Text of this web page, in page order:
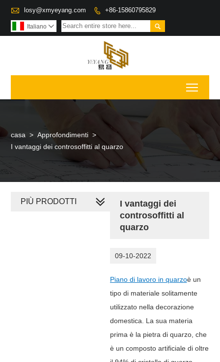
 losy@xmyeyang.com  +86-15860795829

Italiano 
casa > Approfondimenti >
I vantaggi dei controsoffitti al quarzo
I vantaggi dei
controsoffitti al
quarzo
09-10-2022
Piano di lavoro in quarzoè un
tipo di materiale solitamente
utilizzato nella decorazione
domestica. La sua materia
prima è la pietra di quarzo, che
è un composto artificiale di oltre
PIÙ PRODOTTI